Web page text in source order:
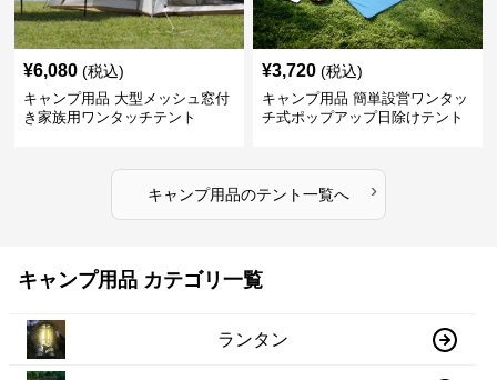
¥6,080 (税込)
キャンプ用品 大型メッシュ窓付
き家族用ワンタッチテント
¥3,720 (税込)
キャンプ用品 簡単設営ワンタッ
チ式ポップアップ日除けテント
キャンプ用品のテント一覧へ ›
キャンプ用品 カテゴリ一覧
ランタン